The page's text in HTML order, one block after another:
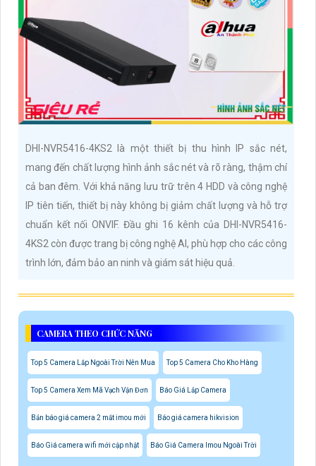
DHI-NVR5416-4KS2 là một thiết bị thu hình IP sắc nét,
mang đến chất lượng hình ảnh sắc nét và rõ ràng, thậm chí
cả ban đêm. Với khả năng lưu trữ trên 4 HDD và công nghệ
IP tiên tiến, thiết bị này không bị giảm chất lượng và hỗ trợ
chuẩn kết nối ONVIF. Đầu ghi 16 kênh của DHI-NVR5416-
4KS2 còn được trang bị công nghệ AI, phù hợp cho các công
trình lớn, đảm bảo an ninh và giám sát hiệu quả.
CAMERA THEO CHỨC NĂNG
Top 5 Camera Lắp Ngoài Trời Nên Mua Top 5 Camera Cho Kho Hàng
Top 5 Camera Xem Mã Vạch Vận Đơn Báo Giá Lắp Camera
Bản báo giá camera 2 mắt imou mới Báo giá camera hikvision
Báo Giá camera wifi mới cập nhật Báo Giá Camera Imou Ngoài Trời